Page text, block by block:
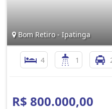
Bom Retiro - Ipatinga
4 1
R$ 800.000,00